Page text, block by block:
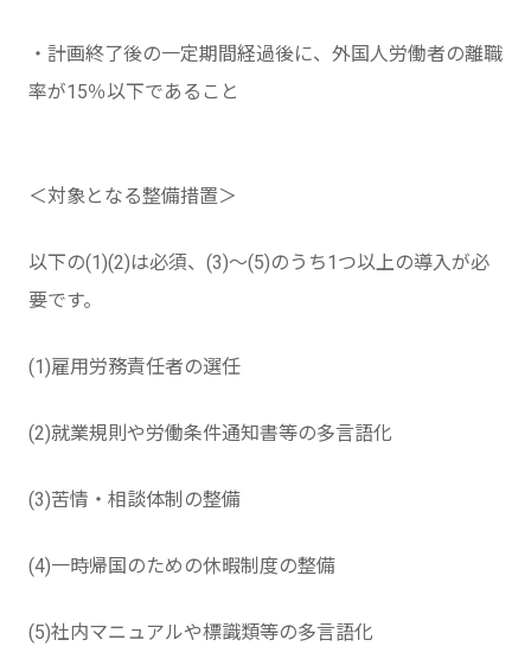
・計画終了後の一定期間経過後に、外国人労働者の離職
率が15％以下であること
＜対象となる整備措置＞
以下の(1)(2)は必須、(3)～(5)のうち1つ以上の導入が必
要です。
(1)雇用労務責任者の選任
(2)就業規則や労働条件通知書等の多言語化
(3)苦情・相談体制の整備
(4)一時帰国のための休暇制度の整備
(5)社内マニュアルや標識類等の多言語化